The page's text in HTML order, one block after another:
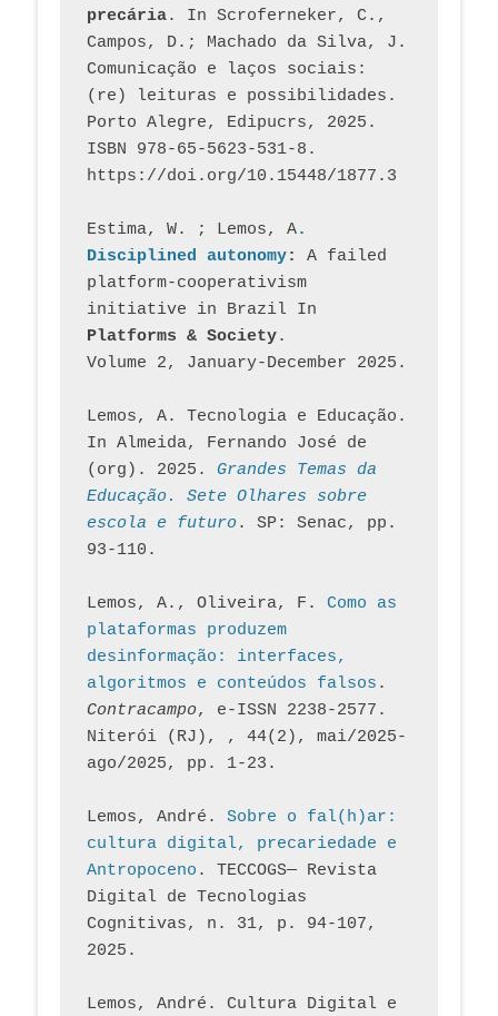
precária. In Scroferneker, C.,
Campos, D.; Machado da Silva, J.
Comunicação e laços sociais:
(re) leituras e possibilidades.
Porto Alegre, Edipucrs, 2025.
ISBN 978-65-5623-531-8.
https://doi.org/10.15448/1877.3
Estima, W. ; Lemos, A.
Disciplined autonomy: A failed
platform-cooperativism
initiative in Brazil In
Platforms & Society.
Volume 2, January-December 2025.
Lemos, A. Tecnologia e Educação.
In Almeida, Fernando José de
(org). 2025. Grandes Temas da
Educação. Sete Olhares sobre
escola e futuro. SP: Senac, pp.
93-110.
Lemos, A., Oliveira, F. Como as
plataformas produzem
desinformação: interfaces,
algoritmos e conteúdos falsos
Contracampo, e-ISSN 2238-2577.
Niterói (RJ), , 44(2), mai/2025-
ago/2025, pp. 1-23.
Lemos, André. Sobre o fal(h)ar:
cultura digital, precariedade e
Antropoceno . TECCOGS— Revista
Digital de Tecnologias
Cognitivas, n. 31, p. 94-107,
2025.
Lemos, André. Cultura Digital e